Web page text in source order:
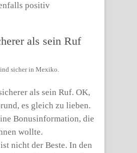
positiv
als sein Ruf
sicher in Mexiko.
als sein Ruf. OK,
es gleich zu lieben.
Bonusinformation, die
wollte.
nicht der Beste. In den